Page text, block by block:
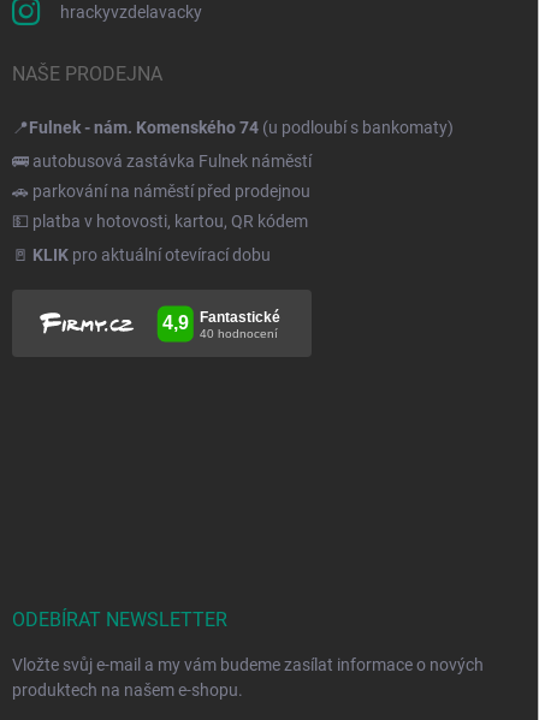
hrackyvzdelavacky
NAŠE PRODEJNA
📍Fulnek - nám. Komenského 74 (u podloubí s bankomaty)
🚌 autobusová zastávka Fulnek náměstí
🚗 parkování na náměstí před prodejnou
💵 platba v hotovosti, kartou, QR kódem
🚪 KLIK pro aktuální otevírací dobu
ODEBÍRAT NEWSLETTER
Vložte svůj e-mail a my vám budeme zasílat informace o nových
produktech na našem e-shopu.